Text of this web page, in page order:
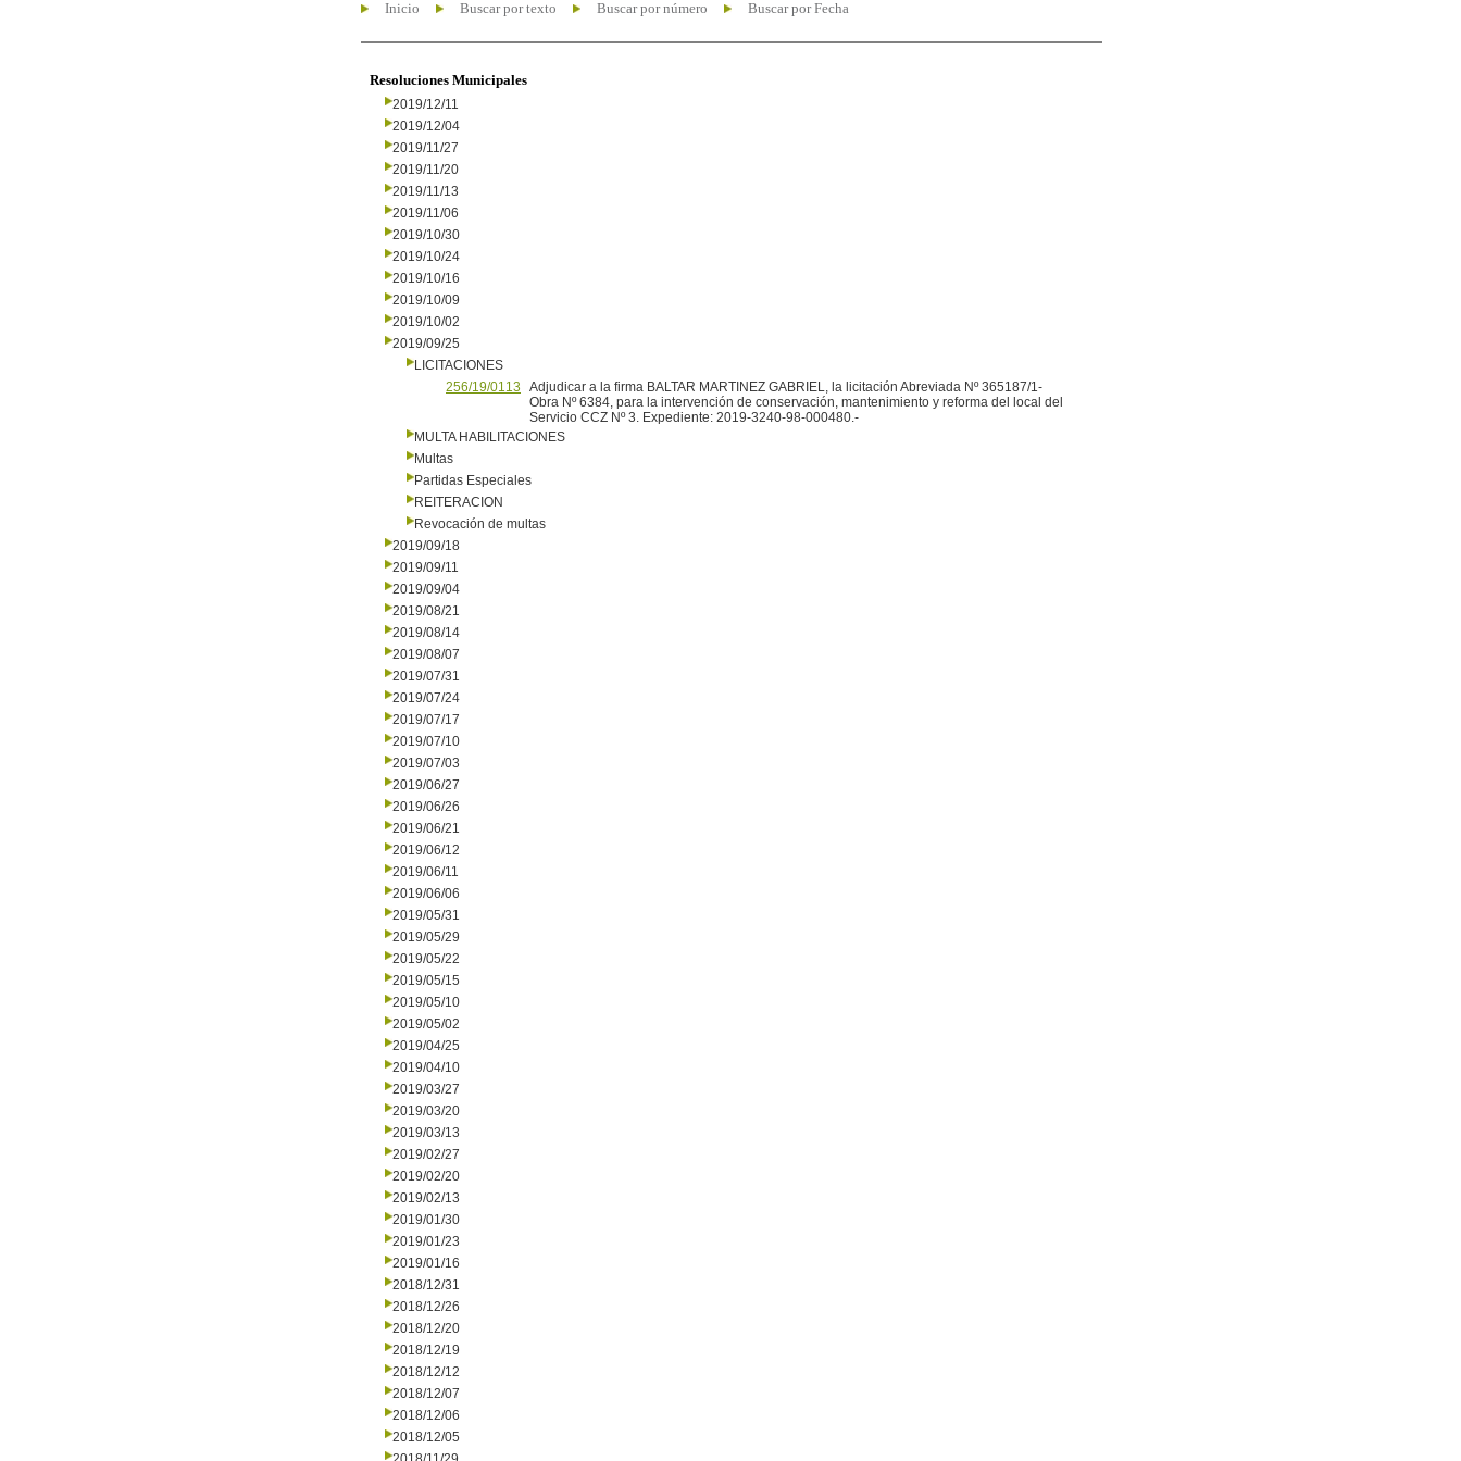
Inicio Buscar por texto Buscar por número Buscar por Fecha
Resoluciones Municipales
2019/12/11
2019/12/04
2019/11/27
2019/11/20
2019/11/13
2019/11/06
2019/10/30
2019/10/24
2019/10/16
2019/10/09
2019/10/02
2019/09/25
LICITACIONES
256/19/0113
Adjudicar a la firma BALTAR MARTINEZ GABRIEL, la licitación Abreviada Nº 365187/1-
Obra Nº 6384, para la intervención de conservación, mantenimiento y reforma del local del
Servicio CCZ Nº 3. Expediente: 2019-3240-98-000480.-
MULTA HABILITACIONES
Multas
Partidas Especiales
REITERACION
Revocación de multas
2019/09/18
2019/09/11
2019/09/04
2019/08/21
2019/08/14
2019/08/07
2019/07/31
2019/07/24
2019/07/17
2019/07/10
2019/07/03
2019/06/27
2019/06/26
2019/06/21
2019/06/12
2019/06/11
2019/06/06
2019/05/31
2019/05/29
2019/05/22
2019/05/15
2019/05/10
2019/05/02
2019/04/25
2019/04/10
2019/03/27
2019/03/20
2019/03/13
2019/02/27
2019/02/20
2019/02/13
2019/01/30
2019/01/23
2019/01/16
2018/12/31
2018/12/26
2018/12/20
2018/12/19
2018/12/12
2018/12/07
2018/12/06
2018/12/05